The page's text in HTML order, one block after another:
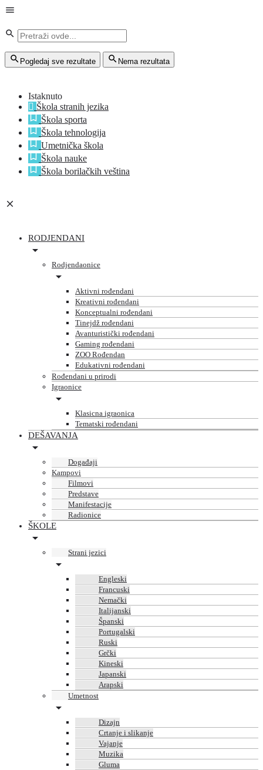
Pogledaj sve rezultate Nema rezultata
Istaknuto
Škola stranih jezika
Škola sporta
Škola tehnologija
Umetnička škola
Škola nauke
Škola borilačkih veština
RODJENDANI
Rodjendaonice
Aktivni rođendani
Kreativni rođendani
Konceptualni rođendani
Tinejdž rođendani
Avanturistički rođendani
Gaming rođendani
ZOO Rođendan
Edukativni rođendani
Rođendani u prirodi
Igraonice
Klasicna igraonica
Tematski rođendani
DEŠAVANJA
Događaji
Kampovi
Filmovi
Predstave
Manifestacije
Radionice
ŠKOLE
Strani jezici
Engleski
Francuski
Nemački
Italijanski
Španski
Portugalski
Ruski
Grčki
Kineski
Japanski
Arapski
Umetnost
Dizajn
Crtanje i slikanje
Vajanje
Muzika
Gluma